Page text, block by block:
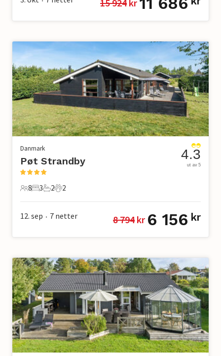
15 924 kr
Danmark
Pøt Strandby
8 Gjester
8
3 Soverom
3
2 Bad
2
2 Kjæledyr
2
4.3
ut av 5
12. sep • 7 netter 8 794 kr 6 156 kr